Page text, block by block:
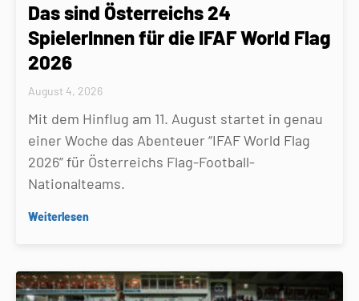
Das sind Österreichs 24
SpielerInnen für die IFAF World Flag
2026
August 4, 2026
Mit dem Hinflug am 11. August startet in genau
einer Woche das Abenteuer “IFAF World Flag
2026” für Österreichs Flag-Football-
Nationalteams.
Weiterlesen